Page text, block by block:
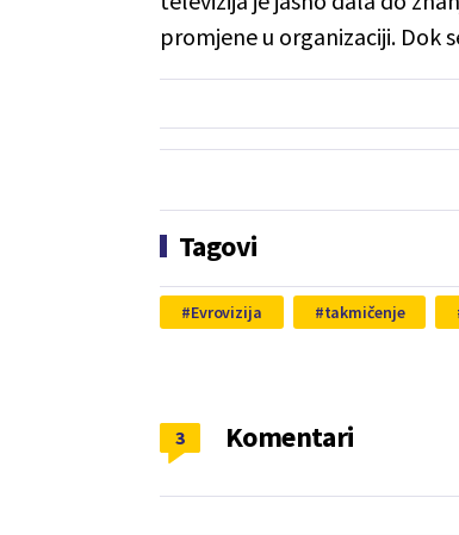
promjene u organizaciji. Dok
Tagovi
Evrovizija takmičenje
Komentari
3